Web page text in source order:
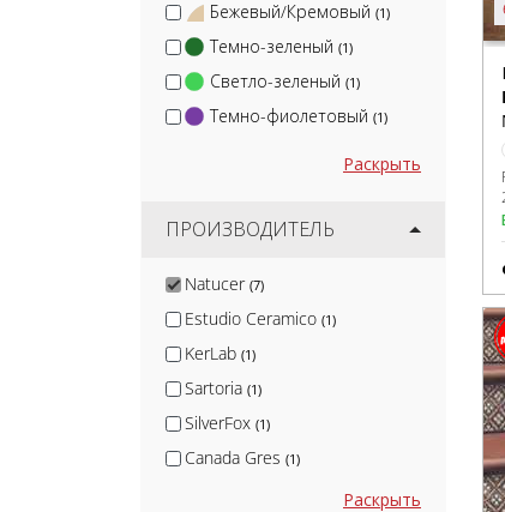
Бежевый/Кремовый (1)
Темно-зеленый (1)
Светло-зеленый (1)
Темно-фиолетовый (1)
Раскрыть
ПРОИЗВОДИТЕЛЬ
Natucer (7)
Estudio Ceramico (1)
KerLab (1)
Sartoria (1)
SilverFox (1)
Canada Gres (1)
Раскрыть